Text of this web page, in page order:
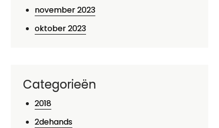
november 2023
oktober 2023
Categorieën
2018
2dehands